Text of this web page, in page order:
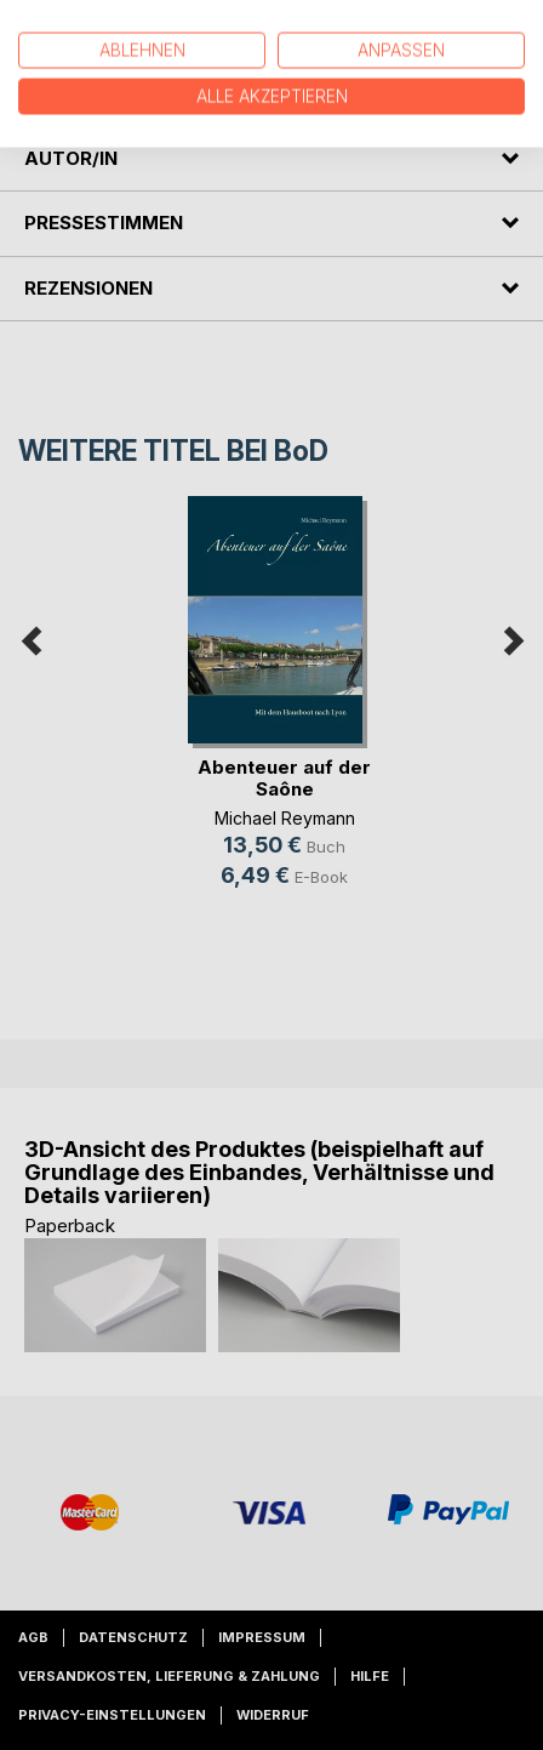
damals in ein Buch zu fassen, das an vielen Stellen noch
immer mit der aktuellen Situation am Canal du Midi
AUTOR/IN
PRESSESTIMMEN
REZENSIONEN
WEITERE TITEL BEI BoD
Abenteuer auf der
Saône
Michael Reymann
13,50 € Buch
6,49 € E-Book
3D-Ansicht des Produktes (beispielhaft auf
Grundlage des Einbandes, Verhältnisse und
Details variieren)
Paperback
AGB DATENSCHUTZ IMPRESSUM
VERSANDKOSTEN, LIEFERUNG & ZAHLUNG HILFE
PRIVACY-EINSTELLUNGEN WIDERRUF
ABLEHNEN ANPASSEN
ALLE AKZEPTIEREN